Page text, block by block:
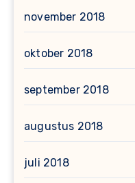
november 2018
oktober 2018
september 2018
augustus 2018
juli 2018